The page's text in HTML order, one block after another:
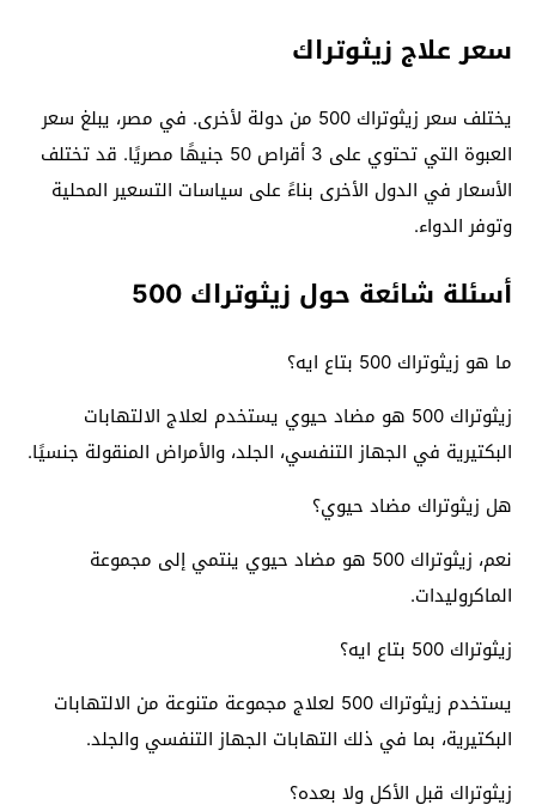
سعر علاج زيثوتراك
يختلف سعر زيثوتراك 500 من دولة لأخرى. في مصر، يبلغ سعر
العبوة التي تحتوي على 3 أقراص 50 جنيهًا مصريًا. قد تختلف
الأسعار في الدول الأخرى بناءً على سياسات التسعير المحلية
وتوفر الدواء.
أسئلة شائعة حول زيثوتراك 500
ما هو زيثوتراك 500 بتاع ايه؟
زيثوتراك 500 هو مضاد حيوي يستخدم لعلاج الالتهابات
البكتيرية في الجهاز التنفسي، الجلد، والأمراض المنقولة جنسيًا.
هل زيثوتراك مضاد حيوي؟
نعم، زيثوتراك 500 هو مضاد حيوي ينتمي إلى مجموعة
الماكروليدات.
زيثوتراك 500 بتاع ايه؟
يستخدم زيثوتراك 500 لعلاج مجموعة متنوعة من الالتهابات
البكتيرية، بما في ذلك التهابات الجهاز التنفسي والجلد.
زيثوتراك قبل الأكل ولا بعده؟